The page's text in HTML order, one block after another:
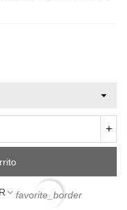
+
favorite_border